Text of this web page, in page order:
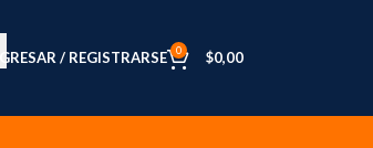
/ REGISTRARSE 0 $0,00